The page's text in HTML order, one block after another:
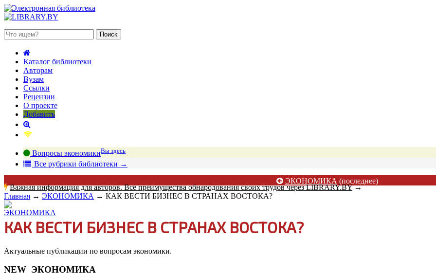
Каталог библиотеки
Авторам
Вузам
Ссылки
Рецензии
О проекте
Добавить
Вопросы экономикиВы здесь
Все рубрики библиотеки →
ЭКОНОМИКА (последнее)
Важная информация для авторов. Все преимущества обнародования своих трудов через LIBRARY.BY→
Главная → ЭКОНОМИКА → КАК ВЕСТИ БИЗНЕС В СТРАНАХ ВОСТОКА?
КАК ВЕСТИ БИЗНЕС В СТРАНАХ ВОСТОКА?
Актуальные публикации по вопросам экономики.
NEW ЭКОНОМИКА